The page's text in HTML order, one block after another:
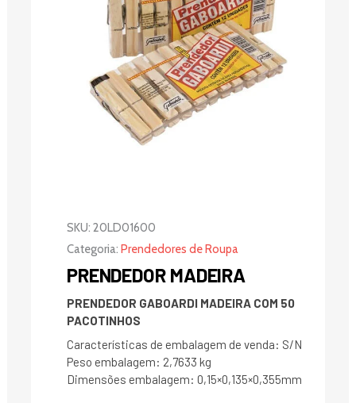
SKU: 20LD01600
Categoria: Prendedores de Roupa
PRENDEDOR MADEIRA
PRENDEDOR GABOARDI MADEIRA COM 50
PACOTINHOS
Características de embalagem de venda: S/N
Peso embalagem: 2,7633 kg
Dimensões embalagem: 0,15×0,135×0,355mm